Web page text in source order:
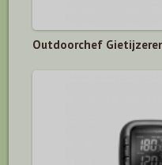
Outdoorchef